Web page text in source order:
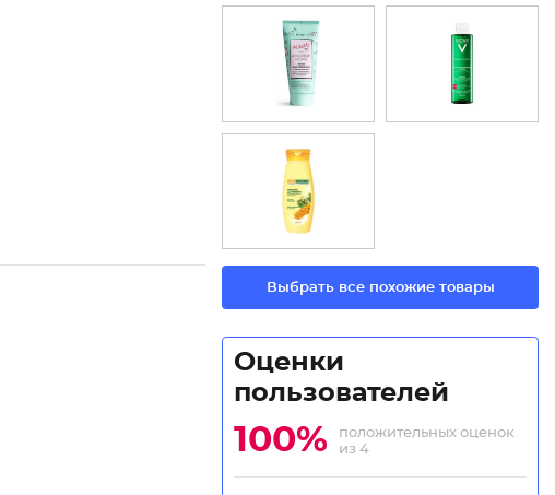
Выбрать все похожие товары
Оценки
пользователей
100%
положительных оценок
из 4